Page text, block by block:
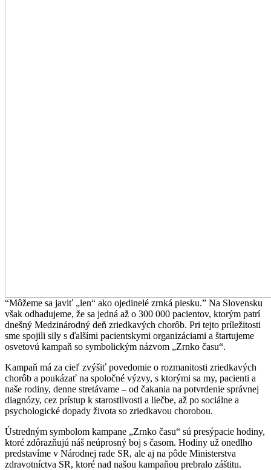
“Môžeme sa javiť „len“ ako ojedinelé zrnká piesku.” Na Slovensku
však odhadujeme, že sa jedná až o 300 000 pacientov, ktorým patrí
dnešný Medzinárodný deň zriedkavých chorôb. Pri tejto príležitosti
sme spojili sily s ďalšími pacientskymi organizáciami a štartujeme
osvetovú kampaň so symbolickým názvom „Zrnko času“.
Kampaň má za cieľ zvýšiť povedomie o rozmanitosti zriedkavých
chorôb a poukázať na spoločné výzvy, s ktorými sa my, pacienti a
naše rodiny, denne stretávame – od čakania na potvrdenie správnej
diagnózy, cez prístup k starostlivosti a liečbe, až po sociálne a
psychologické dopady života so zriedkavou chorobou.
Ústredným symbolom kampane „Zrnko času“ sú presýpacie hodiny,
ktoré zdôrazňujú náš neúprosný boj s časom. Hodiny už onedlho
predstavíme v Národnej rade SR, ale aj na pôde Ministerstva
zdravotníctva SR, ktoré nad našou kampaňou prebralo záštitu.